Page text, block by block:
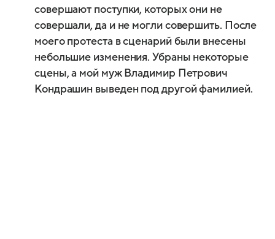
совершают поступки, которых они не
совершали, да и не могли совершить. После
моего протеста в сценарий были внесены
небольшие изменения. Убраны некоторые
сцены, а мой муж Владимир Петрович
Кондрашин выведен под другой фамилией.